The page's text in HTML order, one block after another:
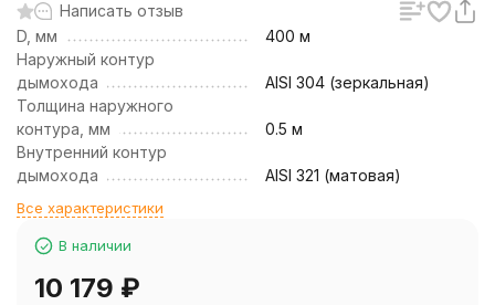
Написать отзыв
D, мм
400 м
Наружный контур
дымохода
AISI 304 (зеркальная)
Толщина наружного
контура, мм
0.5 м
Внутренний контур
дымохода
AISI 321 (матовая)
Все характеристики
В наличии
10 179 ₽